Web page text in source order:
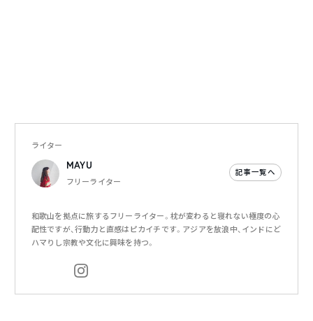
ライター
MAYU
フリーライター
記事一覧へ
和歌山を拠点に旅するフリーライター。枕が変わると寝れない極度の心
配性ですが、行動力と直感はピカイチです。アジアを放浪中、インドにど
ハマりし宗教や文化に興味を持つ。